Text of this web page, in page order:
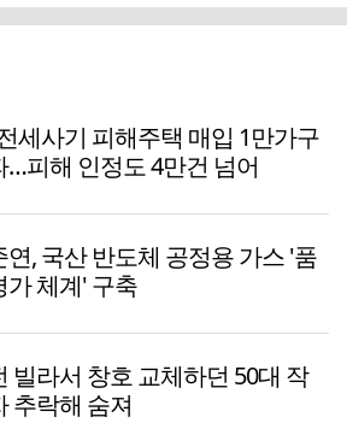
세사기 피해주택 매입 1만가구
…피해 인정도 4만건 넘어
연, 국산 반도체 공정용 가스 '품
가 체계' 구축
빌라서 창호 교체하던 50대 작
추락해 숨져